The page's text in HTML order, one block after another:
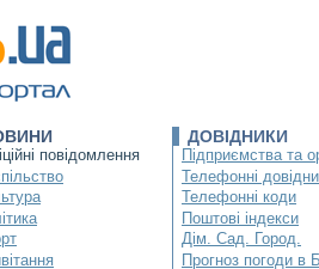
повідомлення
ДОВІДНИКИ
Підприємства та
Телефонні
Телефонні коди
Поштові індекси
Дім. Сад. Город.
Прогноз погоди в